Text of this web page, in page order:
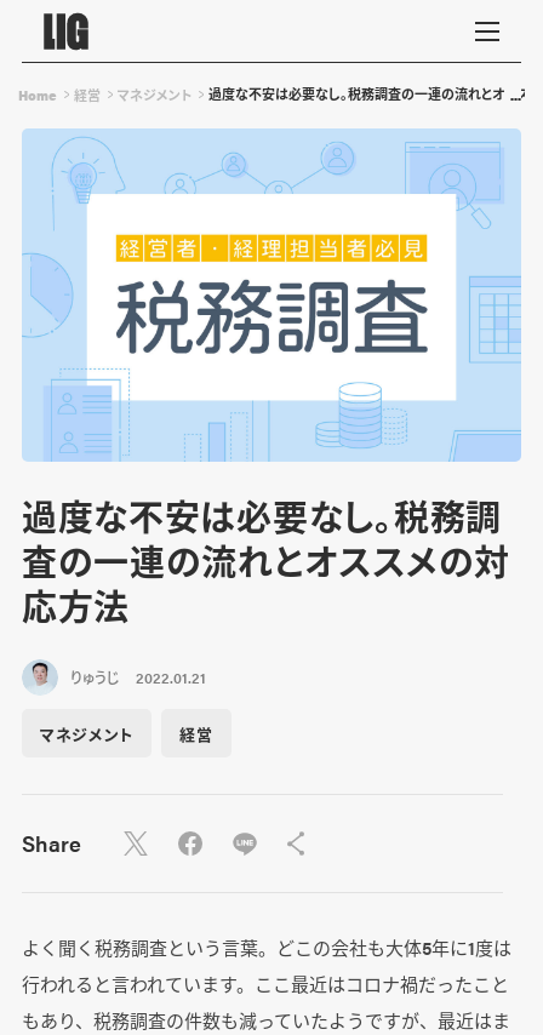
Home 経営 マネジメント 過度な不安は必要なし。税務調査の一連の流れとオスス
過度な不安は必要なし。税務調
査の一連の流れとオススメの対
応方法
りゅうじ 2022.01.21
マネジメント 経営
Share
よく聞く税務調査という言葉。どこの会社も大体5年に1度は
行われると言われています。ここ最近はコロナ禍だったこと
もあり、税務調査の件数も減っていたようですが、最近はま